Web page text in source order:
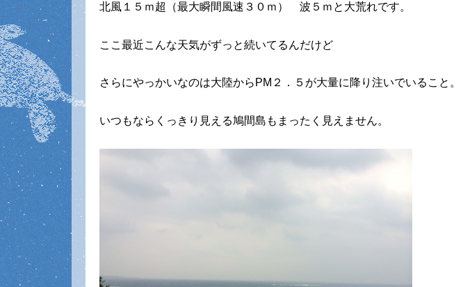
北風１５ｍ超（最大瞬間風速３０ｍ） 波５ｍと大荒れです。
ここ最近こんな天気がずっと続いてるんだけど
さらにやっかいなのは大陸からPM２．５が大量に降り注いでいること。
いつもならくっきり見える鳩間島もまったく見えません。